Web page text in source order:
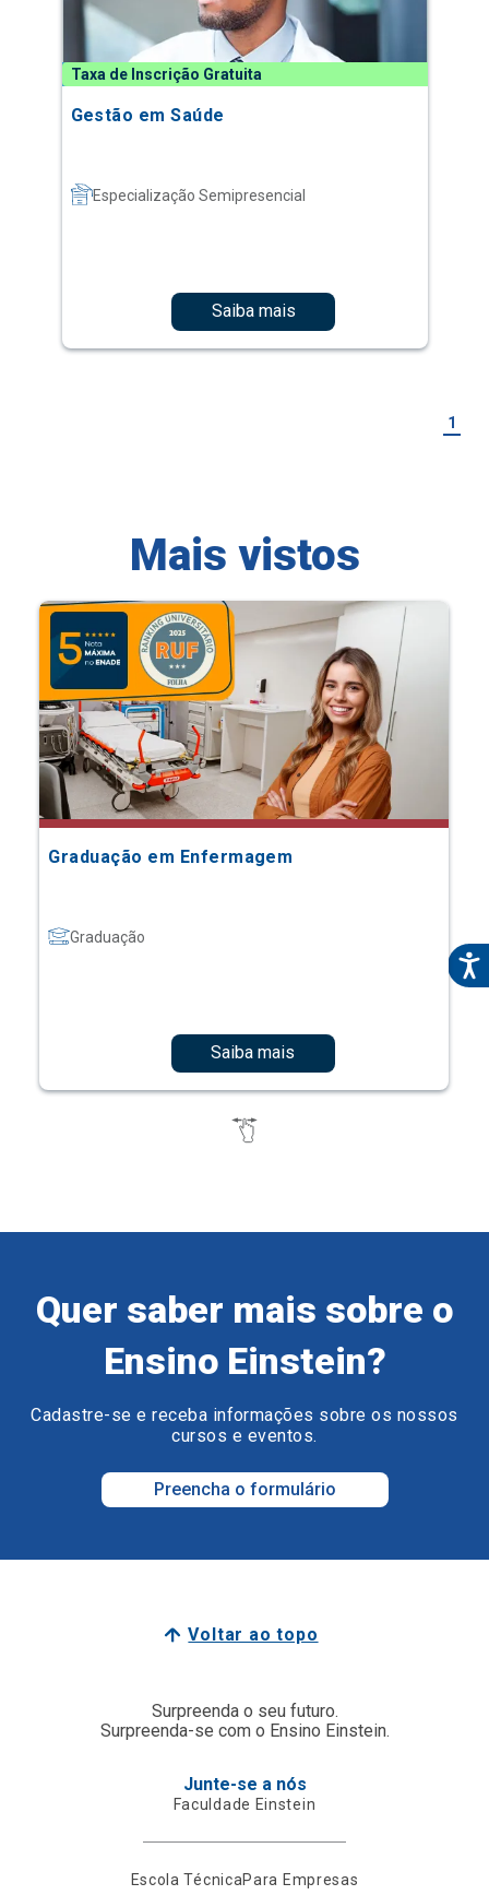
Taxa de Inscrição Gratuita
Gestão em Saúde
Especialização Semipresencial
Saiba mais
1
Mais vistos
Graduação em Enfermagem
Graduação
Saiba mais
Quer saber mais sobre o
Ensino Einstein?
Cadastre-se e receba informações sobre os nossos
cursos e eventos.
Preencha o formulário
Voltar ao topo
Surpreenda o seu futuro.
Surpreenda-se com o Ensino Einstein.
Junte-se a nós
Faculdade Einstein
Escola TécnicaPara Empresas